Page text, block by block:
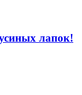
лапок!